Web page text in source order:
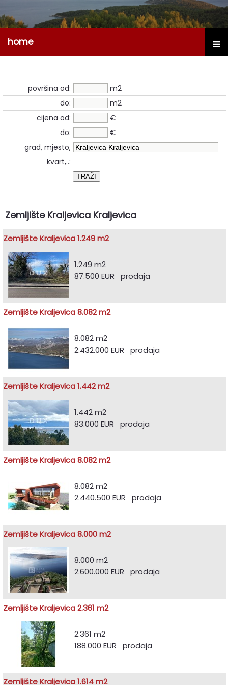
home
površina od:
m2
do:
m2
cijena od:
€
do:
€
grad, mjesto,
kvart,..:
Zemljište Kraljevica Kraljevica
Zemljište Kraljevica 1.249 m2
1.249 m2
87.500 EUR prodaja
Zemljište Kraljevica 8.082 m2
8.082 m2
2.432.000 EUR prodaja
Zemljište Kraljevica 1.442 m2
1.442 m2
83.000 EUR prodaja
Zemljište Kraljevica 8.082 m2
8.082 m2
2.440.500 EUR prodaja
Zemljište Kraljevica 8.000 m2
8.000 m2
2.600.000 EUR prodaja
Zemljište Kraljevica 2.361 m2
2.361 m2
188.000 EUR prodaja
Zemljište Kraljevica 1.614 m2